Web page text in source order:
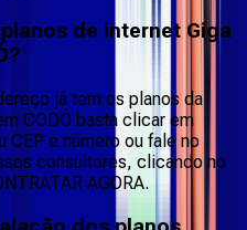
de internet Giga
já tem os planos da
CODÓ basta clicar em
CEP e número ou fale no
consultores, clicando no
AGORA.